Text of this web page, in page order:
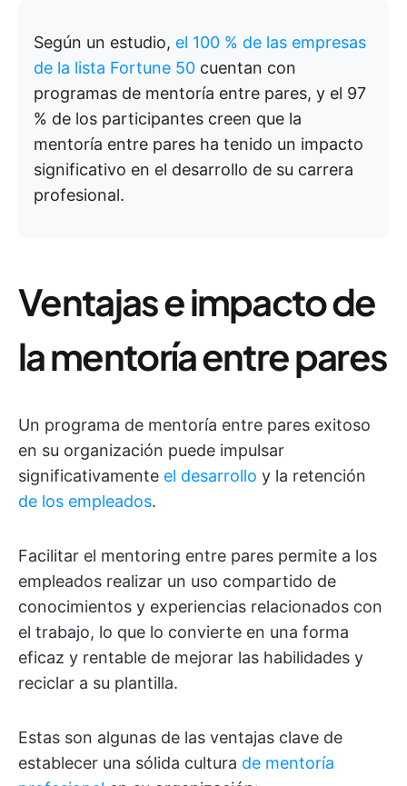
Según un estudio, el 100 % de las empresas
de la lista Fortune 50 cuentan con
programas de mentoría entre pares, y el 97
% de los participantes creen que la
mentoría entre pares ha tenido un impacto
significativo en el desarrollo de su carrera
profesional.
Ventajas e impacto de
la mentoría entre pares
Un programa de mentoría entre pares exitoso
en su organización puede impulsar
significativamente el desarrollo y la retención
de los empleados.
Facilitar el mentoring entre pares permite a los
empleados realizar un uso compartido de
conocimientos y experiencias relacionados con
el trabajo, lo que lo convierte en una forma
eficaz y rentable de mejorar las habilidades y
reciclar a su plantilla.
Estas son algunas de las ventajas clave de
establecer una sólida cultura de mentoría